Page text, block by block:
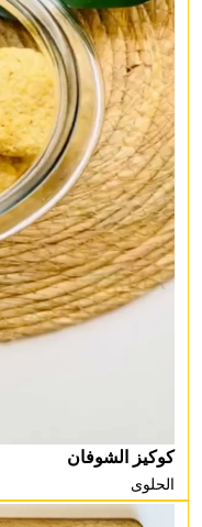
كوكيز الشوفان
الحلوى